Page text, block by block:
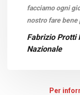
facciamo ogni
nostro fare bene
Fabrizio Protti
Nazionale
Per